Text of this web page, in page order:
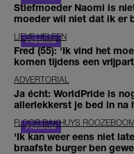
Stiefmoeder Naomi is
moeder wil niet dat ik er
LIEVE HELEEN
Fred (55): 'Ik vind het
komen tijdens een
ADVERTORIAL
Ja écht: WorldPride is
allerlekkerst je bed in na
FLOOR BAKHUYS ROOZEBOOM
'Ik kan weer eens niet
braafste burger ben